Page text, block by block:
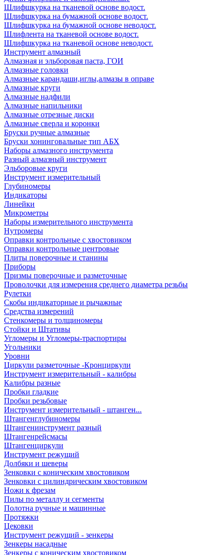
Шлифшкурка на тканевой основе водост.
Шлифшкурка на бумажной основе водост.
Шлифшкурка на бумажной основе неводост.
Шлифлента на тканевой основе водост.
Шлифшкурка на тканевой основе неводост.
Инструмент алмазный
Алмазная и эльборовая паста, ГОИ
Алмазные головки
Алмазные карандаши,иглы,алмазы в оправе
Алмазные круги
Алмазные надфили
Алмазные напильники
Алмазные отрезные диски
Алмазные сверла и коронки
Бруски ручные алмазные
Бруски хонинговальные тип АБХ
Наборы алмазного инструмента
Разный алмазный инструмент
Эльборовые круги
Инструмент измерительный
Глубиномеры
Индикаторы
Линейки
Микрометры
Наборы измерительного инструмента
Нутромеры
Оправки контрольные с хвостовиком
Оправки контрольные центровые
Плиты поверочные и станины
Приборы
Призмы поверочные и разметочные
Проволочки для измерения среднего диаметра резьбы
Рулетки
Скобы индикаторные и рычажные
Средства измерений
Стенкомеры и толщиномеры
Стойки и Штативы
Угломеры и Угломеры-траспортиры
Угольники
Уровни
Циркули разметочные -Кронциркули
Инструмент измерительный - калибры
Калибры разные
Пробки гладкие
Пробки резьбовые
Инструмент измерительный - штанген...
Штангенглубиномеры
Штангенинструмент разный
Штангенрейсмасы
Штангенциркули
Инструмент режущий
Долбяки и шеверы
Зенковки с коническим хвостовиком
Зенковки с цилиндрическим хвостовиком
Ножи к фрезам
Пилы по металлу и сегменты
Полотна ручные и машинные
Протяжки
Цековки
Инструмент режущий - зенкеры
Зенкеры насадные
Зенкеры с коническим хвостовиком